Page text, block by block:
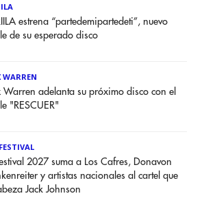
estrena “partedemipartedeti”, nuevo
de su esperado disco
WARREN
Warren adelanta su próximo disco con el
"RESCUER"
2027 suma a Los Cafres, Donavon
y artistas nacionales al cartel que
Jack Johnson